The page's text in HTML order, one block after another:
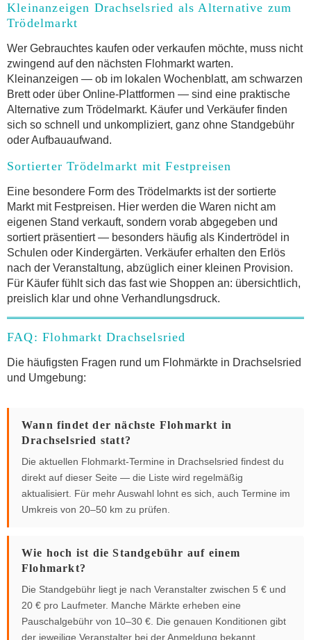
Kleinanzeigen Drachselsried als Alternative zum
Trödelmarkt
Wer Gebrauchtes kaufen oder verkaufen möchte, muss nicht
zwingend auf den nächsten Flohmarkt warten.
Kleinanzeigen — ob im lokalen Wochenblatt, am schwarzen
Brett oder über Online-Plattformen — sind eine praktische
Alternative zum Trödelmarkt. Käufer und Verkäufer finden
sich so schnell und unkompliziert, ganz ohne Standgebühr
oder Aufbauaufwand.
Sortierter Trödelmarkt mit Festpreisen
Eine besondere Form des Trödelmarkts ist der sortierte
Markt mit Festpreisen. Hier werden die Waren nicht am
eigenen Stand verkauft, sondern vorab abgegeben und
sortiert präsentiert — besonders häufig als Kindertrödel in
Schulen oder Kindergärten. Verkäufer erhalten den Erlös
nach der Veranstaltung, abzüglich einer kleinen Provision.
Für Käufer fühlt sich das fast wie Shoppen an: übersichtlich,
preislich klar und ohne Verhandlungsdruck.
FAQ: Flohmarkt Drachselsried
Die häufigsten Fragen rund um Flohmärkte in Drachselsried
und Umgebung:
Wann findet der nächste Flohmarkt in
Drachselsried statt?
Die aktuellen Flohmarkt-Termine in Drachselsried findest du
direkt auf dieser Seite — die Liste wird regelmäßig
aktualisiert. Für mehr Auswahl lohnt es sich, auch Termine im
Umkreis von 20–50 km zu prüfen.
Wie hoch ist die Standgebühr auf einem
Flohmarkt?
Die Standgebühr liegt je nach Veranstalter zwischen 5 € und
20 € pro Laufmeter. Manche Märkte erheben eine
Pauschalgebühr von 10–30 €. Die genauen Konditionen gibt
der jeweilige Veranstalter bei der Anmeldung bekannt.